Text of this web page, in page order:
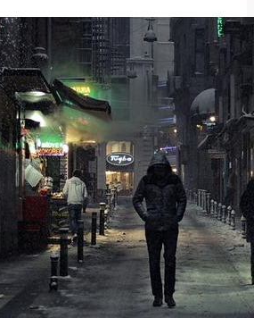
Různé
Významy
a
Použití
Této
Slova?